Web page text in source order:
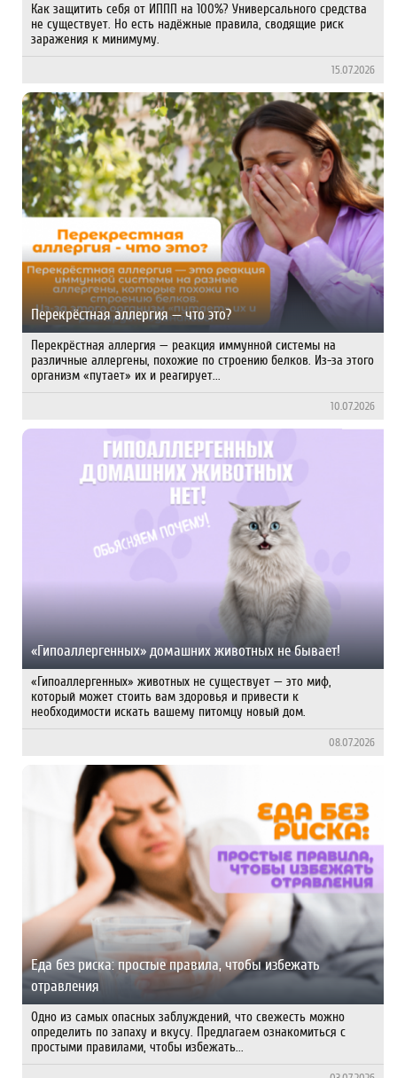
Как защитить себя от ИППП на 100%? Универсального средства
не существует. Но есть надёжные правила, сводящие риск
заражения к минимуму.
15.07.2026
Перекрёстная аллергия — что это?
Перекрёстная аллергия — реакция иммунной системы на
различные аллергены, похожие по строению белков. Из-за этого
организм «путает» их и реагирует...
10.07.2026
«Гипоаллергенных» домашних животных не бывает!
«Гипоаллергенных» животных не существует — это миф,
который может стоить вам здоровья и привести к
необходимости искать вашему питомцу новый дом.
08.07.2026
Еда без риска: простые правила, чтобы избежать
отравления
Одно из самых опасных заблуждений, что свежесть можно
определить по запаху и вкусу. Предлагаем ознакомиться с
простыми правилами, чтобы избежать...